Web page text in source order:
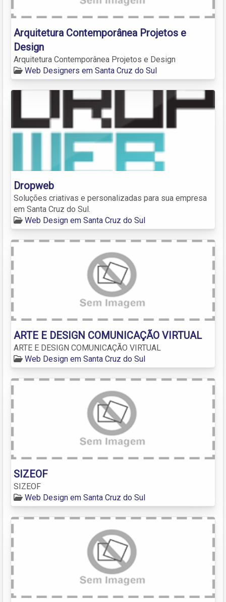
Arquitetura Contemporânea Projetos e
Design
Arquitetura Contemporânea Projetos e Design
Web Designers em Santa Cruz do Sul
Dropweb
Soluções criativas e personalizadas para sua empresa
em Santa Cruz do Sul.
Web Design em Santa Cruz do Sul
ARTE E DESIGN COMUNICAÇÃO VIRTUAL
ARTE E DESIGN COMUNICAÇÃO VIRTUAL
Web Design em Santa Cruz do Sul
SIZEOF
SIZEOF
Web Design em Santa Cruz do Sul